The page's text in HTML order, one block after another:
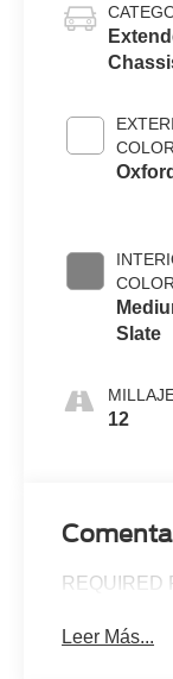
COLOR
COLOR
Slate
12
REQUIRED
Leer Más...